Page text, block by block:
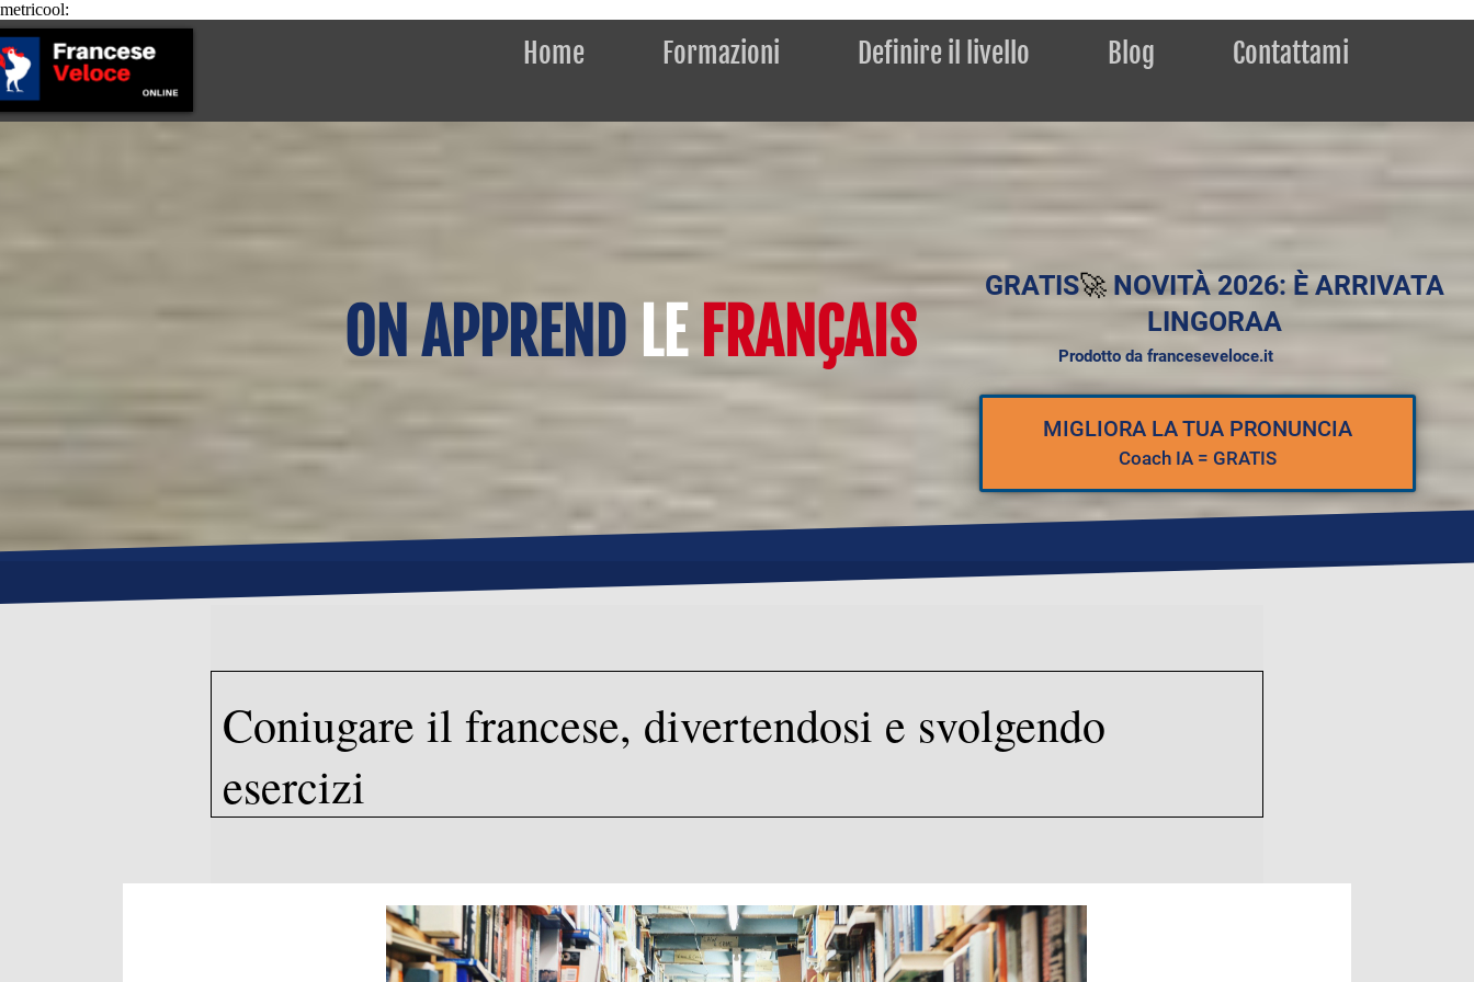
metricool:
Home Formazioni Definire il livello Blog Contattami
ON APPREND LEFRANÇAIS
GRATIS🚀 NOVITÀ 2026: È ARRIVATA
LINGORAA
Prodotto da franceseveloce.it
MIGLIORA LA TUA PRONUNCIA
Coach IA = GRATIS
Coniugare il francese, divertendosi e svolgendo
esercizi